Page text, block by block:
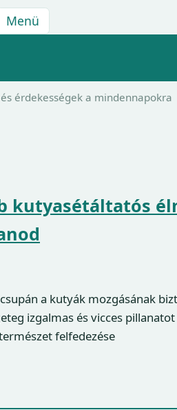
Menü
érdekességek a mindennapokra
kutyasétáltatós
a kutyák mozgásának
izgalmas és vicces
felfedezése